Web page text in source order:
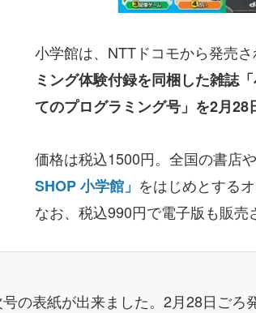
小学館は、NTTドコモから発売さ
ミング体験付録を同梱した雑誌
てのプログラミング号」を2月28
価格は税込1500円。全国の書店
SHOP 小学館」 をはじめとする
なお、税込990円で電子版も販売
号の表紙が出来ました。2月28日ご